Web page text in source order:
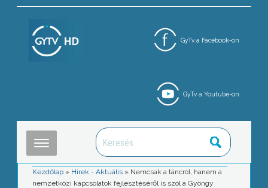
GyTv a Facebook-on
GyTv a Youtube-on
Kezdőlap » Hírek - Aktuális » Nemcsak a táncról, hanem a
nemzetközi kapcsolatok fejlesztéséről is szól a Gyöngy